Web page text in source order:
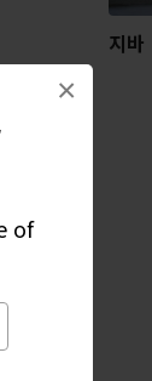
of
×
러
지바